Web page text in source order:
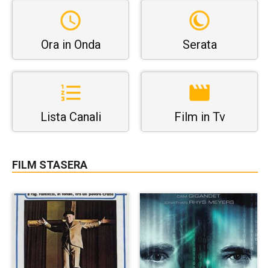
Ora in Onda Serata
Lista Canali Film in Tv
FILM STASERA